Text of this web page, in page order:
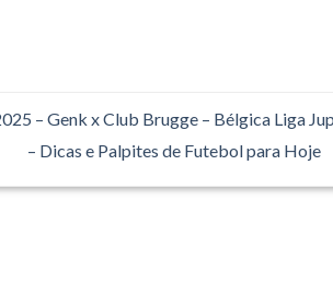
– Genk x Club Brugge – Bélgica Liga
– Dicas e Palpites de Futebol para Hoje